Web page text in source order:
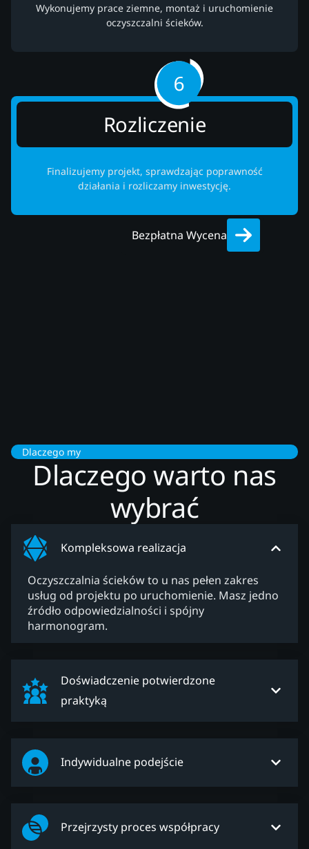
Wykonujemy prace ziemne, montaż i uruchomienie
oczyszczalni ścieków.
Rozliczenie
Finalizujemy projekt, sprawdzając poprawność
działania i rozliczamy inwestycję.
Bezpłatna Wycena
Dlaczego my
Dlaczego warto nas
wybrać
Kompleksowa realizacja
Oczyszczalnia ścieków to u nas pełen zakres
usług od projektu po uruchomienie. Masz jedno
źródło odpowiedzialności i spójny
harmonogram.
Doświadczenie potwierdzone
praktyką
Indywidualne podejście
Przejrzysty proces współpracy